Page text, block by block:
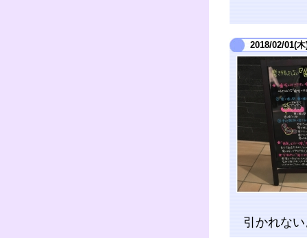
2018/02/01(木
引かれな